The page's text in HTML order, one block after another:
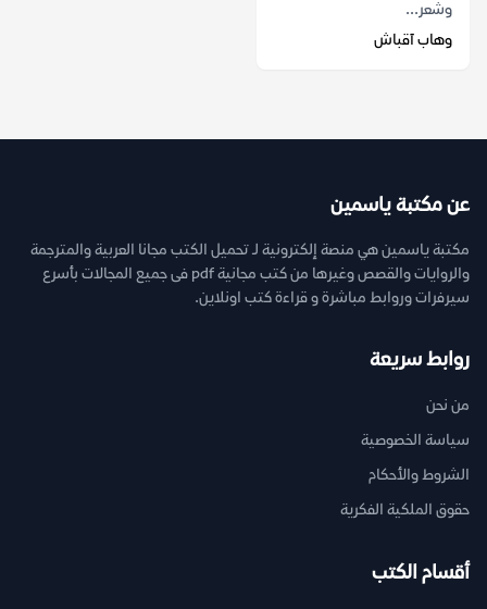
وشعر...
وهاب آقباش
عن مكتبة ياسمين
مكتبة ياسمين هي منصة إلكترونية لـ تحميل الكتب مجانا العربية والمترجمة
والروايات والقصص وغيرها من كتب مجانية pdf فى جميع المجالات بأسرع
سيرفرات وروابط مباشرة و قراءة كتب اونلاين.
روابط سريعة
من نحن
سياسة الخصوصية
الشروط والأحكام
حقوق الملكية الفكرية
أقسام الكتب